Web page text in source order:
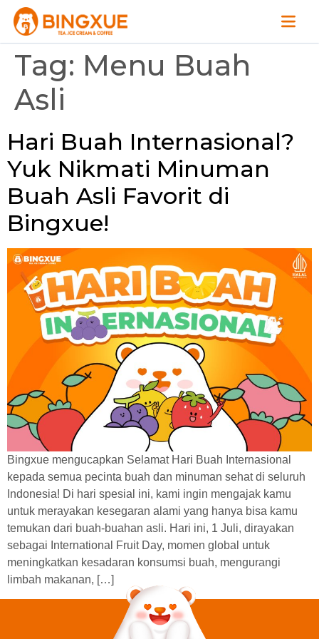
Tag: Menu Buah
Asli
Hari Buah Internasional?
Yuk Nikmati Minuman
Buah Asli Favorit di
Bingxue!
Bingxue mengucapkan Selamat Hari Buah Internasional
kepada semua pecinta buah dan minuman sehat di seluruh
Indonesia! Di hari spesial ini, kami ingin mengajak kamu
untuk merayakan kesegaran alami yang hanya bisa kamu
temukan dari buah-buahan asli. Hari ini, 1 Juli, dirayakan
sebagai International Fruit Day, momen global untuk
meningkatkan kesadaran konsumsi buah, mengurangi
limbah makanan, […]